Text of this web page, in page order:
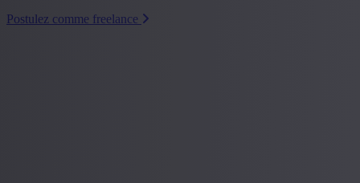
Postulez comme freelance